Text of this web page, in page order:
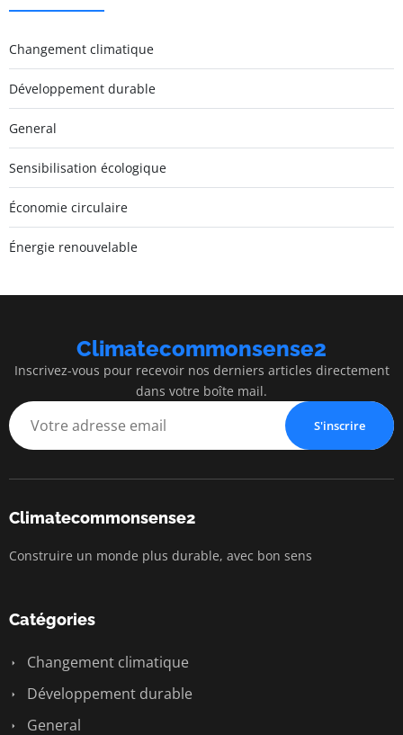
Changement climatique
Développement durable
General
Sensibilisation écologique
Économie circulaire
Énergie renouvelable
Climatecommonsense2
Inscrivez-vous pour recevoir nos derniers articles directement
dans votre boîte mail.
S'inscrire
Climatecommonsense2
Construire un monde plus durable, avec bon sens
Catégories
Changement climatique
Développement durable
General